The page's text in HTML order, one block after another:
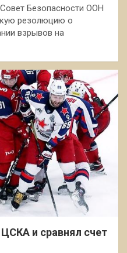
Безопасности ООН
резолюцию о
взрывов на
и сравнял счет